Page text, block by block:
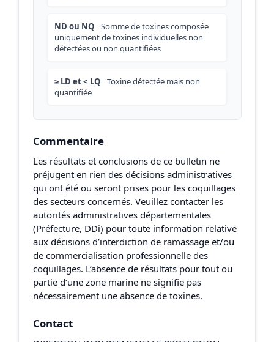
ND ou NQ
Somme de toxines composée
uniquement de toxines individuelles non
détectées ou non quantifiées
≥ LD et < LQ
Toxine détectée mais non
quantifiée
Commentaire
Les résultats et conclusions de ce bulletin ne
préjugent en rien des décisions administratives
qui ont été ou seront prises pour les coquillages
des secteurs concernés. Veuillez contacter les
autorités administratives départementales
(Préfecture, DDi) pour toute information relative
aux décisions d’interdiction de ramassage et/ou
de commercialisation professionnelle des
coquillages. L’absence de résultats pour tout ou
partie d’une zone marine ne signifie pas
nécessairement une absence de toxines.
Contact